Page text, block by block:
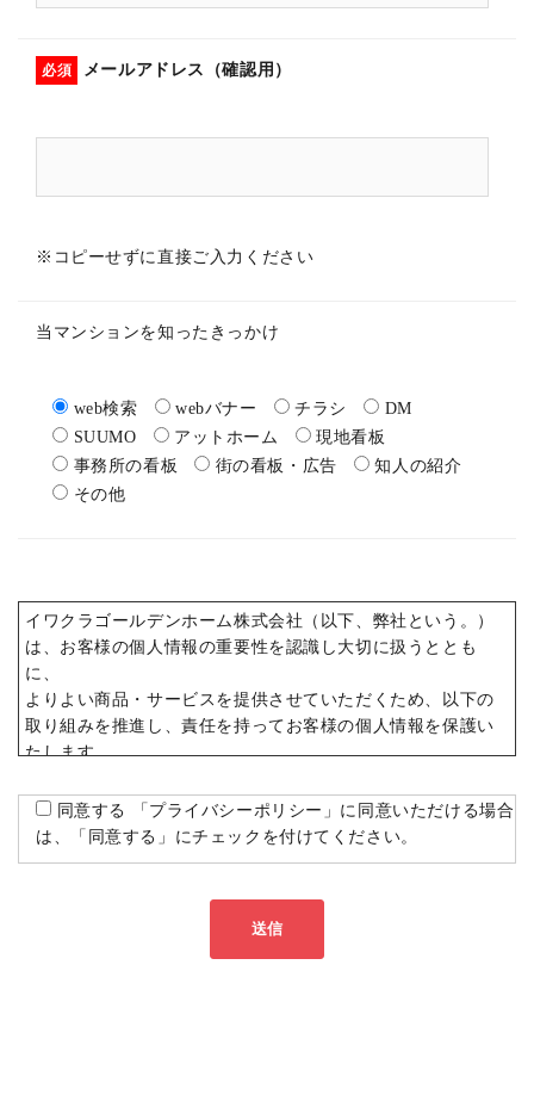
必須 メールアドレス（確認用）
※コピーせずに直接ご入力ください
当マンションを知ったきっかけ
web検索 webバナー チラシ
DM
SUUMO
アットホーム
現地看板
事務所の看板
街の看板・広告
知人の紹介
その他
イワクラゴールデンホーム株式会社（以下、弊社という。）
は、お客様の個人情報の重要性を認識し大切に扱うととも
に、
よりよい商品・サービスを提供させていただくため、以下の
取り組みを推進し、責任を持ってお客様の個人情報を保護い
たします。
法令等の遵守
弊社は、個人情報保護法その他関係する法令等を遵守しま
す。
社内の体制
弊社は個人情報の取扱いおよびシステムに関して、社内規程
及び業務毎に必要なルールを策定するとともに、管理者を置
同意する 「プライバシーポリシー」に同意いただける場合
は、「同意する」にチェックを付けてください。